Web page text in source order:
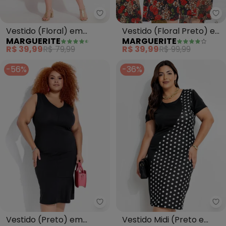
Marguerite - Vestido (Floral)
Vestido (Floral) em
Malha de Viscose com
Elastano
MARGUERITE
R$ 39,99R$ 79,99
Vestido (Floral Preto) em
Poliflex
MARGUERITE
R$ 39,99R$ 99,99
-56%
Marguerite - Vestido (Preto)
Vestido (Preto) em
-36%
Vestido Midi (Preto e